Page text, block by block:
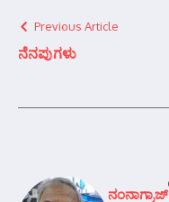
Previous Article
ನೆನಪುಗಳು
ನಂನಾಗ್ರಾಜ್